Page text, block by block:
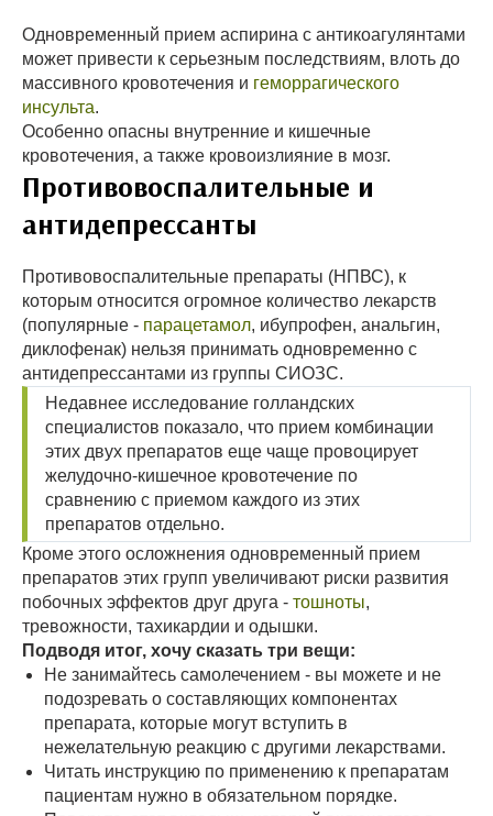
Одновременный прием аспирина с антикоагулянтами
может привести к серьезным последствиям, влоть до
массивного кровотечения и геморрагического
инсульта.
Особенно опасны внутренние и кишечные
кровотечения, а также кровоизлияние в мозг.
Противовоспалительные и
антидепрессанты
Противовоспалительные препараты (НПВС), к
которым относится огромное количество лекарств
(популярные - парацетамол, ибупрофен, анальгин,
диклофенак) нельзя принимать одновременно с
антидепрессантами из группы СИОЗС.
Недавнее исследование голландских
специалистов показало, что прием комбинации
этих двух препаратов еще чаще провоцирует
желудочно-кишечное кровотечение по
сравнению с приемом каждого из этих
препаратов отдельно.
Кроме этого осложнения одновременный прием
препаратов этих групп увеличивают риски развития
побочных эффектов друг друга - тошноты,
тревожности, тахикардии и одышки.
Подводя итог, хочу сказать три вещи:
Не занимайтесь самолечением - вы можете и не
подозревать о составляющих компонентах
препарата, которые могут вступить в
нежелательную реакцию с другими лекарствами.
Читать инструкцию по применению к препаратам
пациентам нужно в обязательном порядке.